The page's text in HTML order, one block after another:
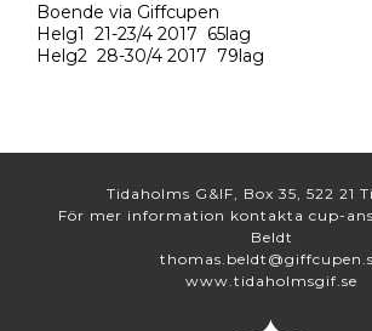
Boende via Giffcupen
Helg1 21-23/4 2017 65lag
Helg2 28-30/4 2017 79lag
Tidaholms G&IF, Box 35, 522 21
För mer information kontakta cup-
Beldt
www.tidaholmsgif.se